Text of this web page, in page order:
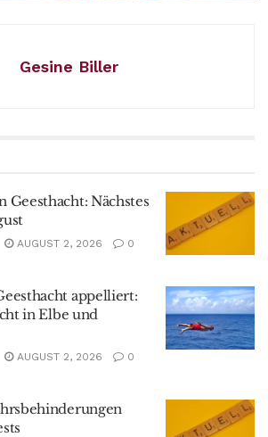
Gesine Biller
Geesthacht: Nächstes
AUGUST 2, 2026
0
appelliert:
in Elbe und
AUGUST 2, 2026
0